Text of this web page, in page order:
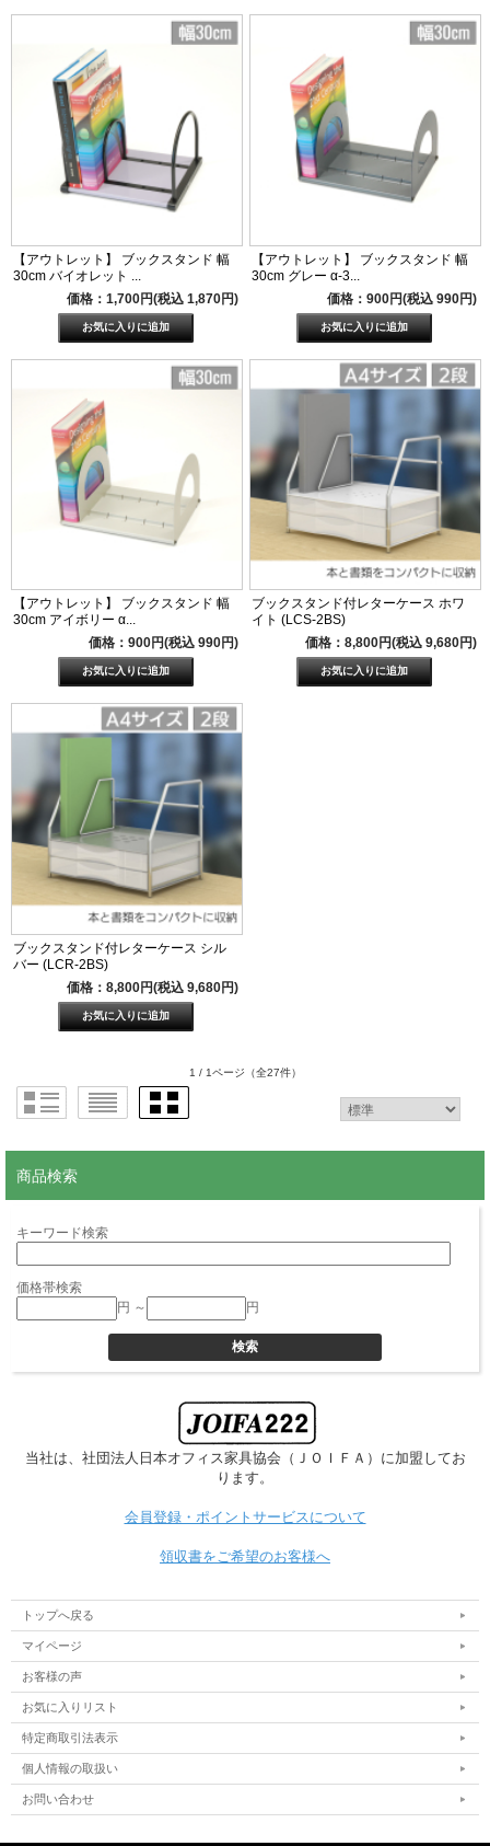
【アウトレット】 ブックスタンド 幅
30cm バイオレット ...
価格：1,700円(税込 1,870円)
【アウトレット】 ブックスタンド 幅
30cm グレー α-3...
価格：900円(税込 990円)
【アウトレット】 ブックスタンド 幅
30cm アイボリー α...
価格：900円(税込 990円)
ブックスタンド付レターケース ホワ
イト (LCS-2BS)
価格：8,800円(税込 9,680円)
ブックスタンド付レターケース シル
バー (LCR-2BS)
価格：8,800円(税込 9,680円)
1 / 1ページ （全27件）
商品検索
キーワード検索
価格帯検索
円 ～
円
当社は、社団法人日本オフィス家具協会 （ＪＯＩＦＡ）に加盟してお
ります。
会員登録・ポイントサービスについて
領収書をご希望のお客様へ
トップへ戻る
マイページ
お客様の声
お気に入りリスト
特定商取引法表示
個人情報の取扱い
お問い合わせ